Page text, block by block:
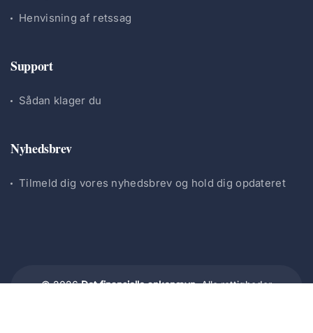
Henvisning af retssag
Support
Sådan klager du
Nyhedsbrev
Tilmeld dig vores nyhedsbrev og hold dig opdateret
© 2026Det finansielle ankenævn.Alle rettigheder